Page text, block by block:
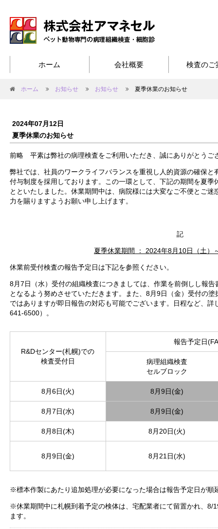
ホーム 会社概要 検査のご
ホーム お知らせ お知らせ 夏季休業のお知らせ
2024年07月12日
夏季休業のお知らせ
前略 平素は弊社の病理検査をご利用いただき、誠にありがとうご
弊社では、社員のワークライフバランスを重視し人的資源の確保
付与制度を採用しております。この一環として、下記の期間を夏
とといたしました。休業期間中は、病院様には大変なご不便とご
力を賜りますようお願い申し上げます。
記
夏季休業期間 ： 2024年8月10日（土）
休業前受付検査の報告予定日は下記を参照ください。
8月7日（水）受付の組織検査につきましては、作業を前倒しし報
となるよう努めさせていただきます。また、8月9日（金）受付の
ではありますが即日報告の対応も可能でございます。日程など、
641-6500）。
R&Dセンター(札幌)での
検査受付日
報告予定日
病理組織検査
セルブロック
8月6日(火) 8月9日(金)
8月7日(水) 8月9日(金)
8月8日(木) 8月20日(火)
8月9日(金) 8月21日(水)
※標本作製にあたり追加処理が必要になった場合は報告予定日が順
※休業期間中に札幌到着予定の検体は、宅配業者にて留置かれ、8/
ます。